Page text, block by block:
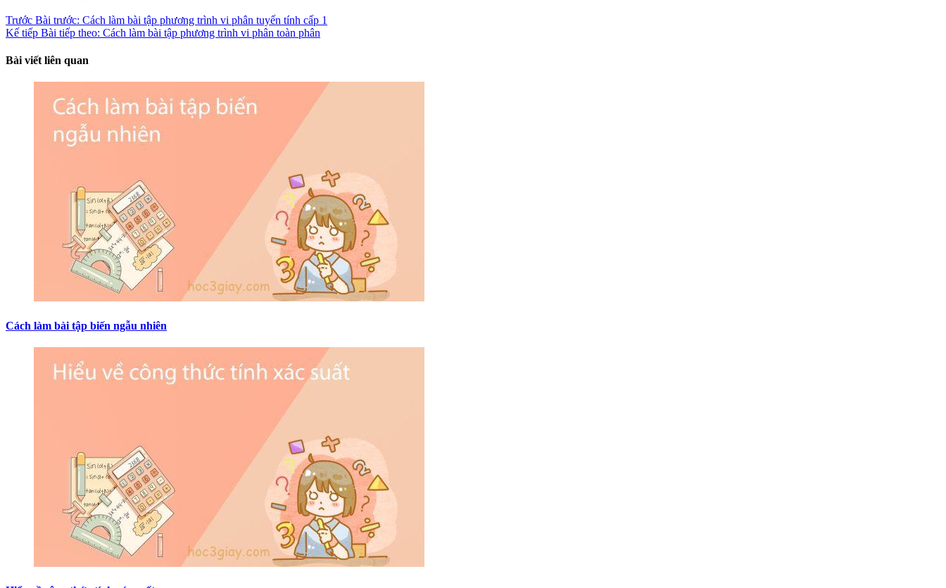
Trước Bài trước: Cách làm bài tập phương trình vi phân tuyến tính cấp 1
Kế tiếp Bài tiếp theo: Cách làm bài tập phương trình vi phân toàn phân
Bài viết liên quan
Cách làm bài tập biến ngẫu nhiên